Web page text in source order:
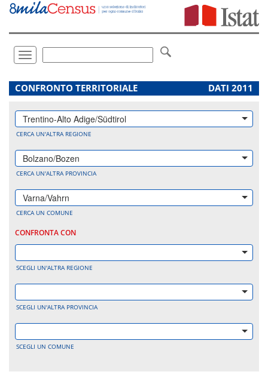
Vai
direttamente
Toggle
navigation
.
CONFRONTO TERRITORIALE DATI 2011
Trentino-Alto Adige/Südtirol
CERCA UN'ALTRA REGIONE
Bolzano/Bozen
CERCA UN'ALTRA PROVINCIA
Varna/Vahrn
CERCA UN COMUNE
CONFRONTA CON
SCEGLI UN'ALTRA REGIONE
SCEGLI UN'ALTRA PROVINCIA
SCEGLI UN COMUNE